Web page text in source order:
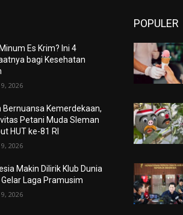
Es Krim? Ini 4
bagi Kesehatan
2026
Bernuansa Kemerdekaan,
Petani Muda Sleman
HUT ke-81 RI
2026
Makin Dilirik Klub Dunia
Laga Pramusim
2026
POPULER